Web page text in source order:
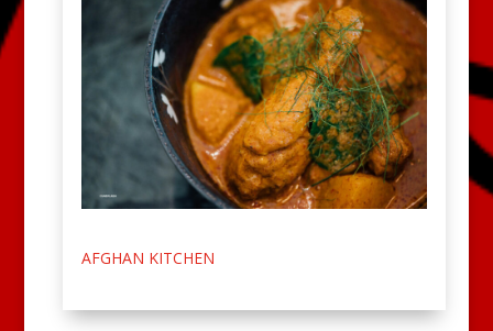
AFGHAN KITCHEN